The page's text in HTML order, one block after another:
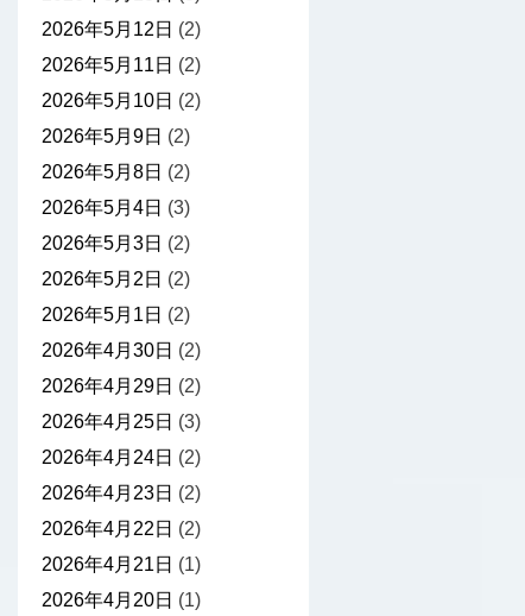
2026年5月12日 (2)
2026年5月11日 (2)
2026年5月10日 (2)
2026年5月9日 (2)
2026年5月8日 (2)
2026年5月4日 (3)
2026年5月3日 (2)
2026年5月2日 (2)
2026年5月1日 (2)
2026年4月30日 (2)
2026年4月29日 (2)
2026年4月25日 (3)
2026年4月24日 (2)
2026年4月23日 (2)
2026年4月22日 (2)
2026年4月21日 (1)
2026年4月20日 (1)